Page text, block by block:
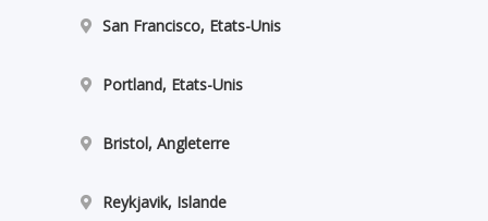
San Francisco, Etats-Unis
Portland, Etats-Unis
Bristol, Angleterre
Reykjavik, Islande